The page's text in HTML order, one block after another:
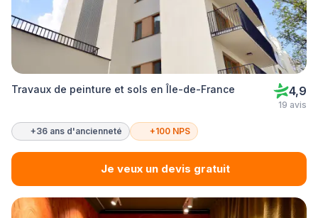
Travaux de peinture et sols en Île-de-France 4,9
19 avis
+36 ans d'ancienneté +100 NPS
Je veux un devis gratuit